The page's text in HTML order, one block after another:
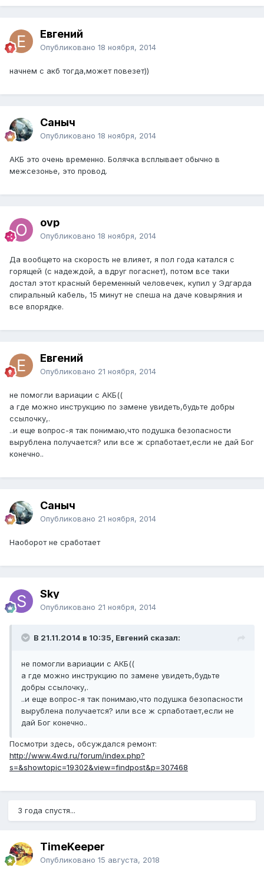
Евгений
Опубликовано 18 ноября, 2014
начнем с акб тогда,может повезет))
Саныч
Опубликовано 18 ноября, 2014
АКБ это очень временно. Болячка всплывает обычно в
межсезонье, это провод.
ovp
Опубликовано 18 ноября, 2014
Да вообщето на скорость не влияет, я пол года катался с
горящей (с надеждой, а вдруг погаснет), потом все таки
достал этот красный беременный человечек, купил у Эдгарда
спиральный кабель, 15 минут не спеша на даче ковыряния и
все впорядке.
Евгений
Опубликовано 21 ноября, 2014
не помогли вариации с АКБ((
а где можно инструкцию по замене увидеть,будьте добры
ссылочку,.
..и еще вопрос-я так понимаю,что подушка безопасности
вырублена получается? или все ж српаботает,если не дай Бог
конечно..
Саныч
Опубликовано 21 ноября, 2014
Наоборот не сработает
Sky
Опубликовано 21 ноября, 2014
В 21.11.2014 в 10:35, Евгений сказал:
не помогли вариации с АКБ((
а где можно инструкцию по замене увидеть,будьте
добры ссылочку,.
..и еще вопрос-я так понимаю,что подушка безопасности
вырублена получается? или все ж српаботает,если не
дай Бог конечно..
Посмотри здесь, обсуждался ремонт:
http://www.4wd.ru/forum/index.php?
s=&showtopic=19302&view=findpost&p=307468
3 года спустя...
TimeKeeper
Опубликовано 15 августа, 2018